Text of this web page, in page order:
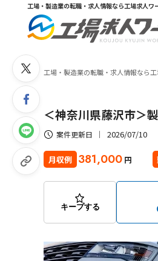
工場・製造業の転職・求人情報なら工場求人ワ
工場・製造業の転職・求人情報なら
＜神奈川県藤沢市＞
案件更新日 2026/07/10
月収例 381,000 円
キープする